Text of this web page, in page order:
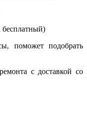
бесплатный)
поможет подобрать
с доставкой со